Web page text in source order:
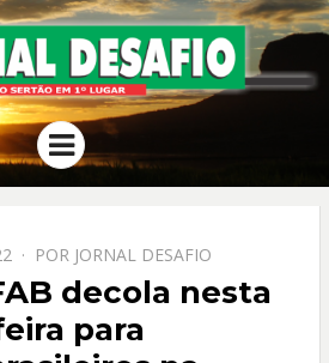
JORNAL
DESAFIO
O Sertão em 1º Lugar
Menu
POR JORNAL DESAFIO
decola nesta
para